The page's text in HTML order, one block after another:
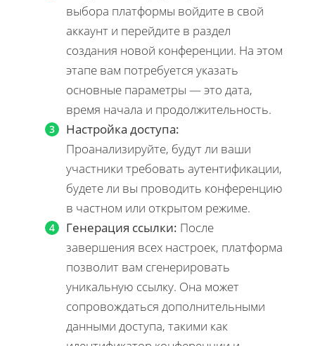
выбора платформы войдите в свой
аккаунт и перейдите в раздел
создания новой конференции. На этом
этапе вам потребуется указать
основные параметры — это дата,
время начала и продолжительность.
Настройка доступа:
Проанализируйте, будут ли ваши
участники требовать аутентификации,
будете ли вы проводить конференцию
в частном или открытом режиме.
Генерация ссылки: После
завершения всех настроек, платформа
позволит вам сгенерировать
уникальную ссылку. Она может
сопровождаться дополнительными
данными доступа, такими как